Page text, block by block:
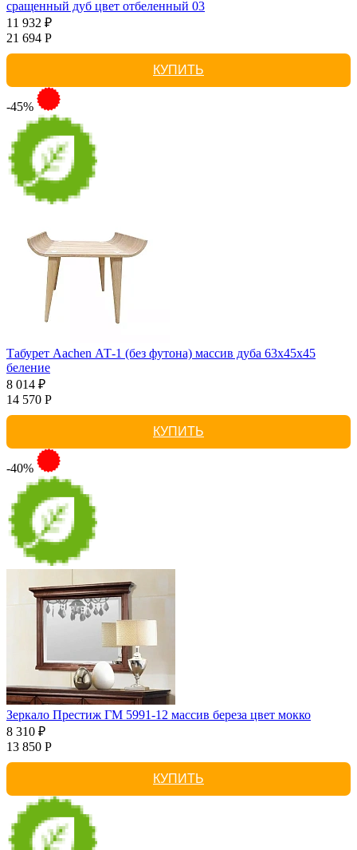
сращенный дуб цвет отбеленный 03
11 932 ₽
21 694 Р
КУПИТЬ
-45%
Табурет Aachen АТ-1 (без футона) массив дуба 63х45х45
беление
8 014 ₽
14 570 Р
КУПИТЬ
-40%
Зеркало Престиж ГМ 5991-12 массив береза цвет мокко
8 310 ₽
13 850 Р
КУПИТЬ